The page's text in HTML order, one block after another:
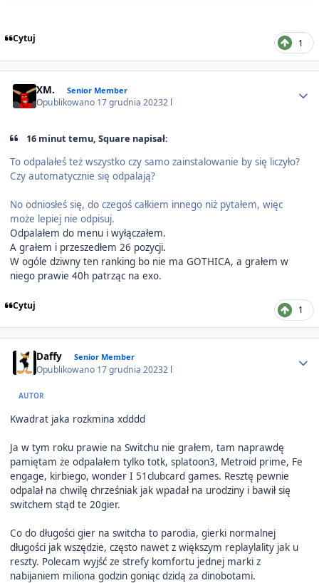
Cytuj 1
XM. Senior Member
Opublikowano 17 grudnia 20232 l
16 minut temu, Square napisał:
To odpalałeś też wszystko czy samo zainstalowanie by się liczyło?
Czy automatycznie się odpalają?
No odniosłeś się, do czegoś całkiem innego niż pytałem, więc
może lepiej nie odpisuj.
Odpalałem do menu i wyłączałem.
A grałem i przeszedłem 26 pozycji.
W ogóle dziwny ten ranking bo nie ma GOTHICA, a grałem w
niego prawie 40h patrząc na exo.
Cytuj 1
Daffy Senior Member
Opublikowano 17 grudnia 20232 l
AUTOR
Kwadrat jaka rozkmina xdddd
Ja w tym roku prawie na Switchu nie grałem, tam naprawdę
pamiętam że odpalałem tylko totk, splatoon3, Metroid prime, Fe
engage, kirbiego, wonder I 51clubcard games. Resztę pewnie
odpalał na chwilę chrześniak jak wpadał na urodziny i bawił się
switchem stąd te 20gier.
Co do długości gier na switcha to parodia, gierki normalnej
długości jak wszędzie, często nawet z większym replaylality jak u
reszty. Polecam wyjść ze strefy komfortu jednej marki z
nabijaniem miliona godzin goniąc dzidą za dinobotami.